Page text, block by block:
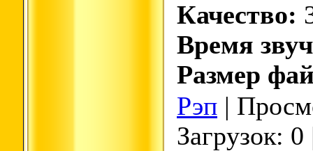
Качество:
Время
Размер
Рэп |
Загрузок: